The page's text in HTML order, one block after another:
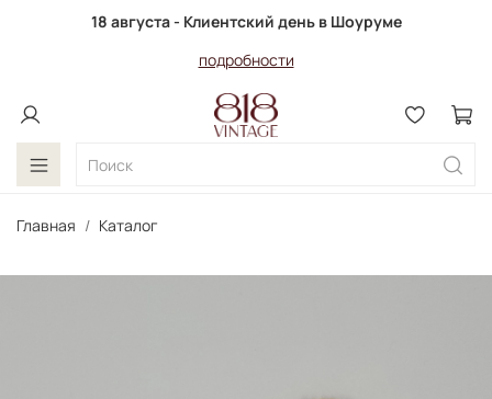
18 августа - Клиентский день в Шоуруме
подробности
Главная Каталог